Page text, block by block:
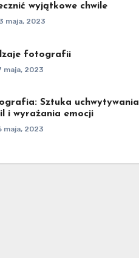
wyjątkowe chwile
maja, 2023
fotografii
maja, 2023
Sztuka uchwytywania
i wyrażania emocji
maja, 2023